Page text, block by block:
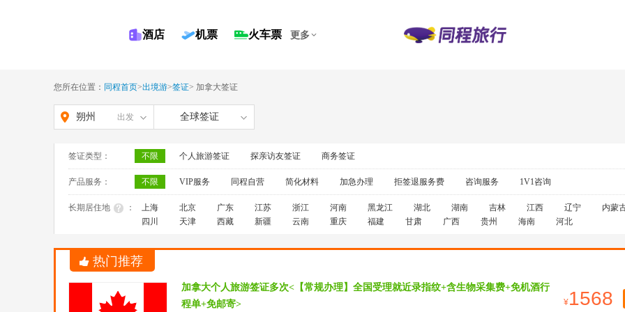
酒店 机票 火车票 更多
您所在位置： 同程首页>出境游>签证> 加拿大签证
朔州 出发 全球签证
签证类型： 不限 个人旅游签证 探亲访友签证 商务签证
产品服务： 不限 VIP服务 同程自营 简化材料 加急办理 拒签退服务费 咨询服务 1V1咨询
长期居住地 ： 上海 北京 广东 江苏 浙江 河南 黑龙江 湖北 湖南 吉林 江西 辽宁
内蒙
四川
天津 西藏 新疆 云南 重庆 福建 甘肃 广西 贵州 海南 河北
热门推荐
加拿大个人旅游签证多次<【常规办理】全国受理就近录指纹+含生物采集费+免机酒行
程单+免邮寄>
1568